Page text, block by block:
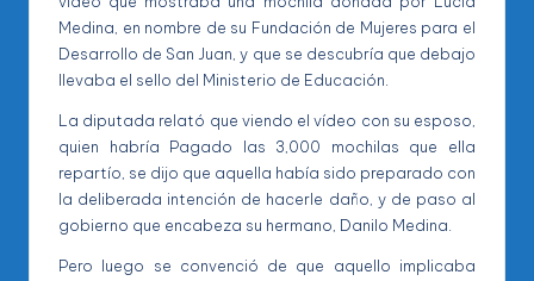
Medina, en nombre de su Fundación de Mujeres para el
Desarrollo de San Juan, y que se descubría que debajo
llevaba el sello del Ministerio de Educación.
La diputada relató que viendo el vídeo con su esposo,
quien habría Pagado las 3,000 mochilas que ella
repartío, se dijo que aquella había sido preparado con
la deliberada intención de hacerle daño, y de paso al
gobierno que encabeza su hermano, Danilo Medina.
Pero luego se convenció de que aquello implicaba